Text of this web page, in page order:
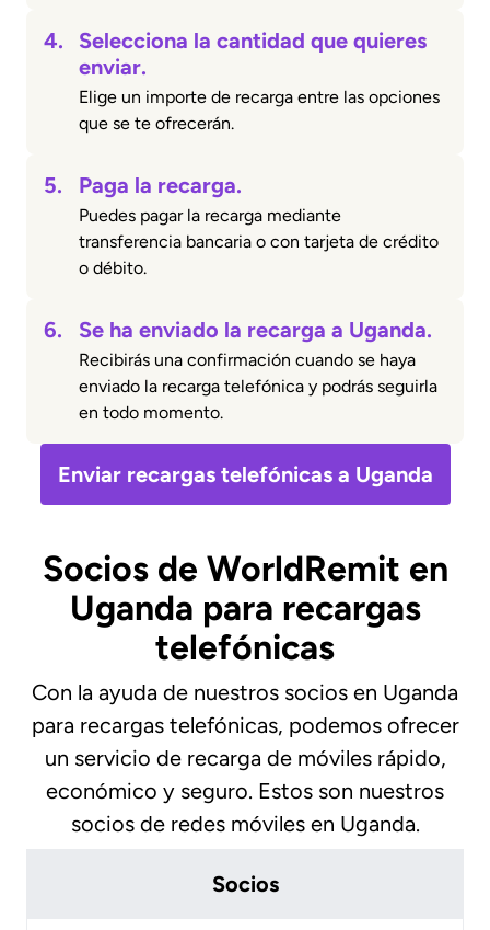
4.
Selecciona la cantidad que quieres
enviar.
Elige un importe de recarga entre las opciones
que se te ofrecerán.
5. Paga la recarga.
Puedes pagar la recarga mediante
transferencia bancaria o con tarjeta de crédito
o débito.
6. Se ha enviado la recarga a Uganda.
Recibirás una confirmación cuando se haya
enviado la recarga telefónica y podrás seguirla
en todo momento.
Enviar recargas telefónicas a Uganda
Socios de WorldRemit en
Uganda para recargas
telefónicas
Con la ayuda de nuestros socios en Uganda
para recargas telefónicas, podemos ofrecer
un servicio de recarga de móviles rápido,
económico y seguro. Estos son nuestros
socios de redes móviles en Uganda.
Socios